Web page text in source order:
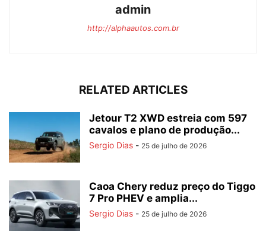
admin
http://alphaautos.com.br
RELATED ARTICLES
Jetour T2 XWD estreia com 597
cavalos e plano de produção...
Sergio Dias - 25 de julho de 2026
Caoa Chery reduz preço do Tiggo
7 Pro PHEV e amplia...
Sergio Dias - 25 de julho de 2026